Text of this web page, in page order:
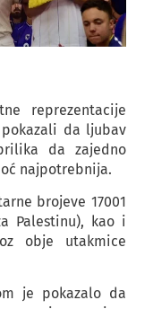
reprezentacije
da ljubav
da zajedno
najpotrebnija.
brojeve 17001
Palestinu), kao i
obje utakmice
je pokazalo da